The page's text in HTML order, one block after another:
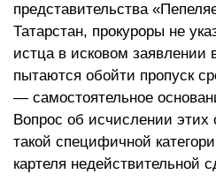
представительства
Татарстан, прокуроры не
истца в исковом заявлении
пытаются обойти пропуск
— самостоятельное
Вопрос об исчислении этих
такой специфичной
картеля недействительной